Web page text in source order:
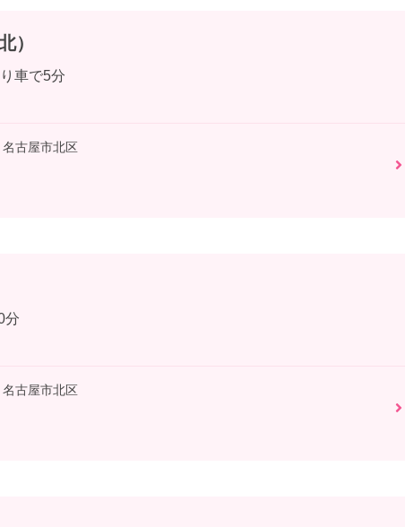
）
車で5分
名古屋市北区
分
名古屋市北区